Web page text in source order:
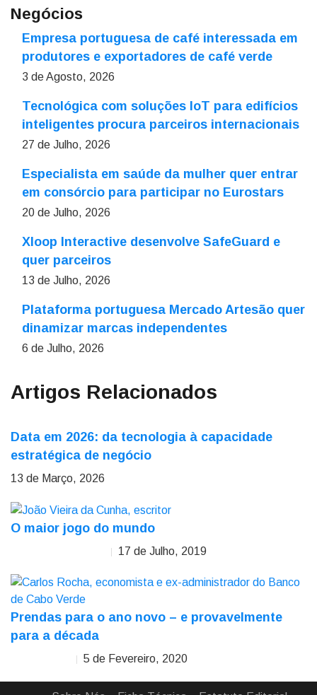
Negócios
Empresa portuguesa de café interessada em
produtores e exportadores de café verde
3 de Agosto, 2026
Tecnológica com soluções IoT para edifícios
inteligentes procura parceiros internacionais
27 de Julho, 2026
Especialista em saúde da mulher quer entrar
em consórcio para participar no Eurostars
20 de Julho, 2026
Xloop Interactive desenvolve SafeGuard e
quer parceiros
13 de Julho, 2026
Plataforma portuguesa Mercado Artesão quer
dinamizar marcas independentes
6 de Julho, 2026
Artigos Relacionados
Data em 2026: da tecnologia à capacidade
estratégica de negócio
13 de Março, 2026
O maior jogo do mundo
17 de Julho, 2019
Prendas para o ano novo – e provavelmente
para a década
5 de Fevereiro, 2020